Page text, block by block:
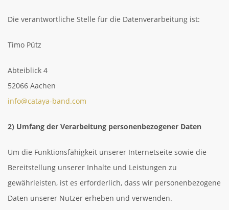
Die verantwortliche Stelle für die Datenverarbeitung ist:
Timo Pütz
Abteiblick 4
52066 Aachen
info@cataya-band.com
2) Umfang der Verarbeitung personenbezogener Daten
Um die Funktionsfähigkeit unserer Internetseite sowie die
Bereitstellung unserer Inhalte und Leistungen zu
gewährleisten, ist es erforderlich, dass wir personenbezogene
Daten unserer Nutzer erheben und verwenden.